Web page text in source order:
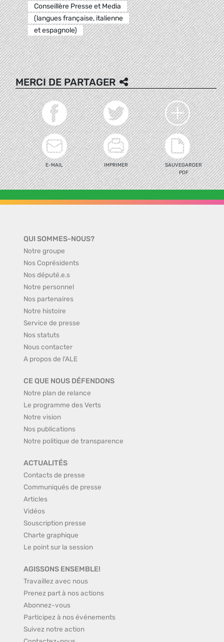
Conseillère Presse et Media
(langues française, italienne
et espagnole)
MERCI DE PARTAGER
E-MAIL IMPRIMER
SAUVEGARDER
PDF
QUI SOMMES-NOUS?
Notre groupe
Nos Coprésidents
Nos député.e.s
Notre personnel
Nos partenaires
Notre histoire
Service de presse
Nos statuts
Nous contacter
A propos de l'ALE
CE QUE NOUS DÉFENDONS
Notre plan de relance
Le programme des Verts
Notre vision
Nos publications
Notre politique de transparence
ACTUALITÉS
Contacts de presse
Communiqués de presse
Articles
Vidéos
Souscription presse
Charte graphique
Le point sur la session
AGISSONS ENSEMBLE!
Travaillez avec nous
Prenez part à nos actions
Abonnez-vous
Participez à nos événements
Suivez notre action